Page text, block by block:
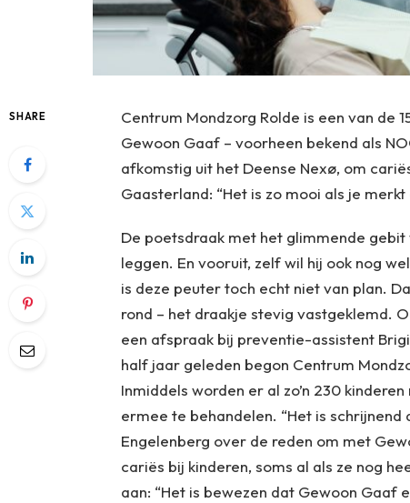
SHARE
Centrum Mondzorg Rolde is een van de
Gewoon Gaaf – voorheen bekend als
afkomstig uit het Deense Nexø, om
Gaasterland: “Het is zo mooi als je
De poetsdraak met het glimmende
leggen. En vooruit, zelf wil hij ook nog
is deze peuter toch echt niet van plan.
rond – het draakje stevig vastgeklemd.
een afspraak bij preventie-assistent
half jaar geleden begon Centrum
Inmiddels worden er al zo’n 230
ermee te behandelen. “Het is
Engelenberg over de reden om met
cariës bij kinderen, soms al als ze nog
aan: “Het is bewezen dat Gewoon Gaaf